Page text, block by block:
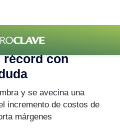
producción
récord con
y se avecina una
incremento de costos de
márgenes